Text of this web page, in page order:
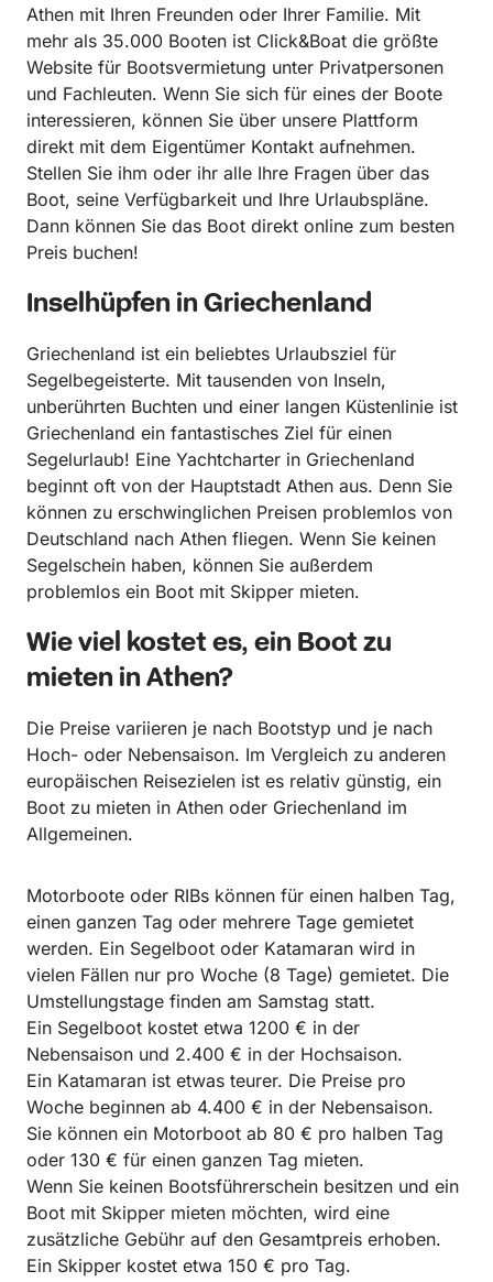
Athen mit Ihren Freunden oder Ihrer Familie. Mit
mehr als 35.000 Booten ist Click&Boat die größte
Website für Bootsvermietung unter Privatpersonen
und Fachleuten. Wenn Sie sich für eines der Boote
interessieren, können Sie über unsere Plattform
direkt mit dem Eigentümer Kontakt aufnehmen.
Stellen Sie ihm oder ihr alle Ihre Fragen über das
Boot, seine Verfügbarkeit und Ihre Urlaubspläne.
Dann können Sie das Boot direkt online zum besten
Preis buchen!
Inselhüpfen in Griechenland
Griechenland ist ein beliebtes Urlaubsziel für
Segelbegeisterte. Mit tausenden von Inseln,
unberührten Buchten und einer langen Küstenlinie ist
Griechenland ein fantastisches Ziel für einen
Segelurlaub! Eine Yachtcharter in Griechenland
beginnt oft von der Hauptstadt Athen aus. Denn Sie
können zu erschwinglichen Preisen problemlos von
Deutschland nach Athen fliegen. Wenn Sie keinen
Segelschein haben, können Sie außerdem
problemlos ein Boot mit Skipper mieten.
Wie viel kostet es, ein Boot zu
mieten in Athen?
Die Preise variieren je nach Bootstyp und je nach
Hoch- oder Nebensaison. Im Vergleich zu anderen
europäischen Reisezielen ist es relativ günstig, ein
Boot zu mieten in Athen oder Griechenland im
Allgemeinen.
Motorboote oder RIBs können für einen halben Tag,
einen ganzen Tag oder mehrere Tage gemietet
werden. Ein Segelboot oder Katamaran wird in
vielen Fällen nur pro Woche (8 Tage) gemietet. Die
Umstellungstage finden am Samstag statt.
Ein Segelboot kostet etwa 1200 € in der
Nebensaison und 2.400 € in der Hochsaison.
Ein Katamaran ist etwas teurer. Die Preise pro
Woche beginnen ab 4.400 € in der Nebensaison.
Sie können ein Motorboot ab 80 € pro halben Tag
oder 130 € für einen ganzen Tag mieten.
Wenn Sie keinen Bootsführerschein besitzen und ein
Boot mit Skipper mieten möchten, wird eine
zusätzliche Gebühr auf den Gesamtpreis erhoben.
Ein Skipper kostet etwa 150 € pro Tag.